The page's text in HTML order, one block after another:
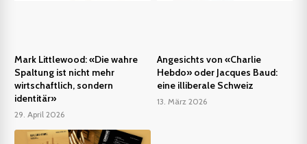
Mark Littlewood: «Die wahre
Spaltung ist nicht mehr
wirtschaftlich, sondern
identitär»
29. April 2026
Angesichts von «Charlie
Hebdo» oder Jacques Baud:
eine illiberale Schweiz
13. März 2026